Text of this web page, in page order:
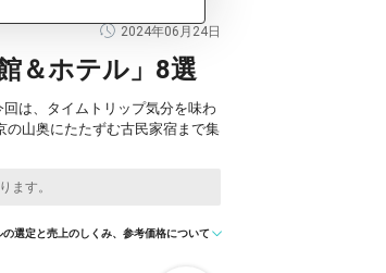
2024年06月24日
＆ホテル」8選
は、タイムトリップ気分を味わ
の山奥にたたずむ古民家宿まで集
の選定と売上のしくみ、参考価格について